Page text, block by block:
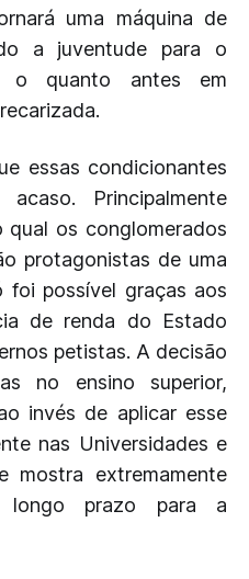
uma máquina de
a juventude para o
o quanto antes em
essas condicionantes
Principalmente
qual os conglomerados
protagonistas de uma
foi possível graças aos
de renda do Estado
petistas. A decisão
no ensino superior,
invés de aplicar esse
nas Universidades e
mostra extremamente
prazo para a